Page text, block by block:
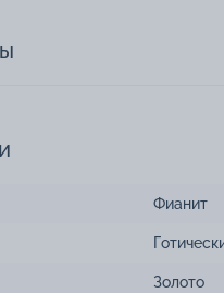
Фианит
Золото